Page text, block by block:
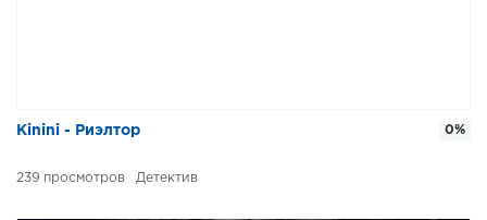
Kinini - Риэлтор
239 Детектив
0%